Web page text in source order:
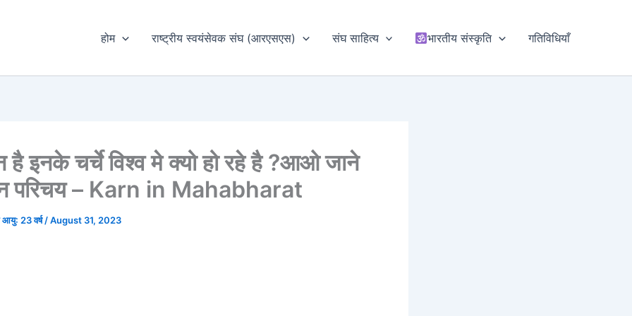
होम राष्ट्रीय स्वयंसेवक संघ (आरएसएस) संघ साहित्य भारतीय संस्कृति गतिविधियाँ
है इनके चर्चे विश्व मे क्यो हो रहे है ?आओ जाने
परिचय – Karn in Mahabharat
23 वर्ष/August 31, 2023